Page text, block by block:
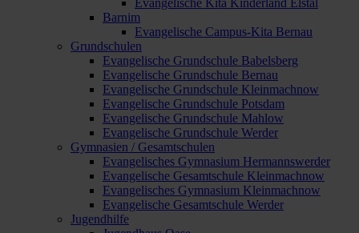
Barnim
Evangelische Campus-Kita Bernau
Grundschulen
Evangelische Grundschule Babelsberg
Evangelische Grundschule Bernau
Evangelische Grundschule Kleinmachnow
Evangelische Grundschule Potsdam
Evangelische Grundschule Mahlow
Evangelische Grundschule Werder
Gymnasien / Gesamtschulen
Evangelisches Gymnasium Hermannswerder
Evangelische Gesamtschule Kleinmachnow
Evangelisches Gymnasium Kleinmachnow
Evangelische Gesamtschule Werder
Jugendhilfe